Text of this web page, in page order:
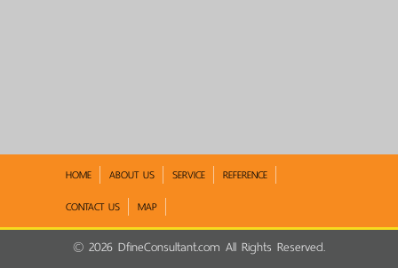
HOME ABOUT US SERVICE
REFERENCE
CONTACT US
MAP
© 2026 DfineConsultant.com All Rights Reserved.